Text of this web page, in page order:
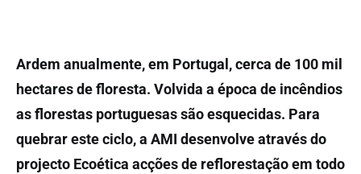
Ardem anualmente, em Portugal, cerca de 100 mil
hectares de floresta. Volvida a época de incêndios
as florestas portuguesas são esquecidas. Para
quebrar este ciclo, a AMI desenvolve através do
projecto Ecoética acções de reflorestação em todo